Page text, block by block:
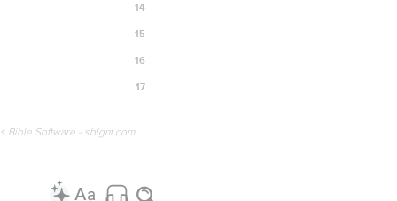
14
15
16
17
Bible Software - sblgnt.com